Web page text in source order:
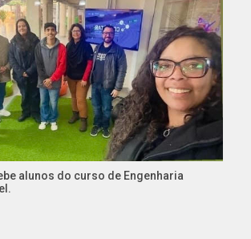
alunos do curso de Engenharia